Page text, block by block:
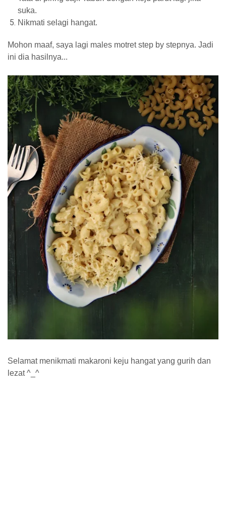
suka.
Nikmati selagi hangat.
Mohon maaf, saya lagi males motret step by stepnya. Jadi
ini dia hasilnya...
Selamat menikmati makaroni keju hangat yang gurih dan
lezat ^_^